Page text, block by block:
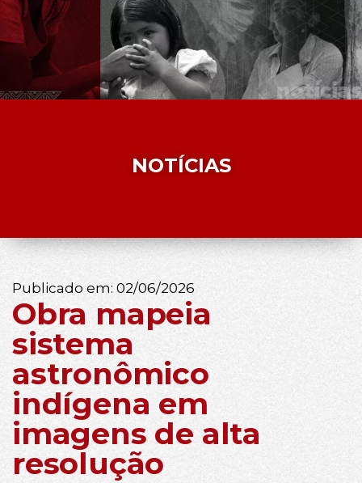
NOTÍCIAS
Publicado em: 02/06/2026
Obra mapeia
sistema
astronômico
indígena em
imagens de alta
resolução​